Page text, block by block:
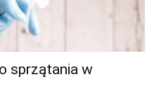
sprzątania w